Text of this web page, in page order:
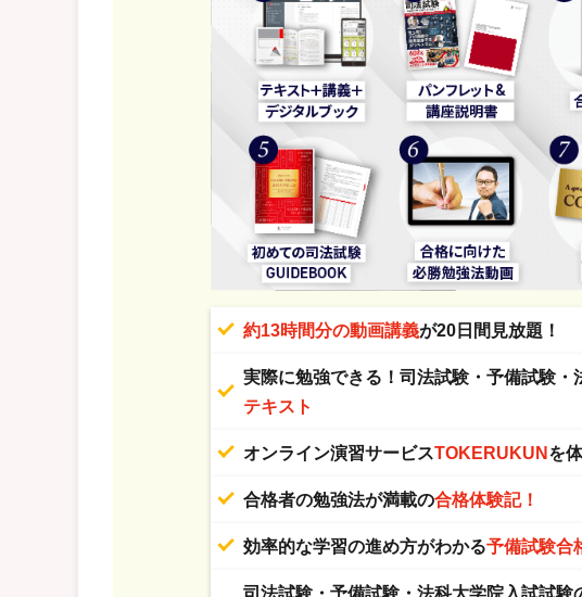
約13時間分の動画講義が20日間見放題！
実際に勉強できる！司法試験・予備試験・
テキスト
オンライン演習サービスTOKERUKUN を
合格者の勉強法が満載の合格体験記！
効率的な学習の進め方がわかる予備試験合
司法試験・予備試験・法科大学院入試試験